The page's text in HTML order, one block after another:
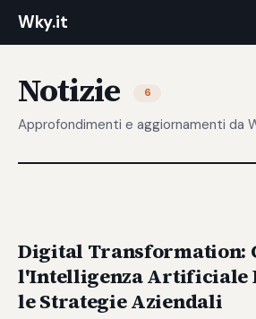
Wky.it
Notizie 6
Approfondimenti e aggiornamenti da
Digital Transformation:
l'Intelligenza Artificiale
le Strategie Aziendali